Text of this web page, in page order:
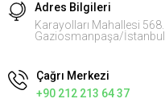
Adres Bilgileri
Karayolları Mahallesi
Gaziosmanpaşa/İstanbul
Çağrı Merkezi
+90 212 213 64 37